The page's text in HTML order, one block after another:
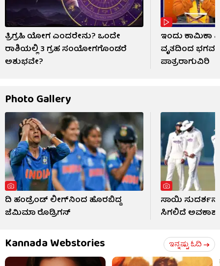
ತ್ರಿಗ್ರಹಿ ಯೋಗ ಎಂದರೇನು? ಒಂದೇ
ರಾಶಿಯಲ್ಲಿ 3 ಗ್ರಹ ಸಂಯೋಗಗೊಂಡರೆ
ಅಶುಭವೇ?
ಇಂದು ಕಾಮಿಕಾ
ವೃತದಿಂದ
ಪಾತ್ರರಾಗುವಿರಿ
Photo Gallery
ದಿ ಹಂಡ್ರೆಂಡ್ ಲೀಗ್​ನಿಂದ ಹೊರಬಿದ್ದ
ಜೆಮಿಮಾ ರೊಡ್ರಿಗಸ್
ಸಾಯಿ
ಸಿಗಲಿದೆ
Kannada Webstories ಇನ್ನಷ್ಟು ಓದಿ